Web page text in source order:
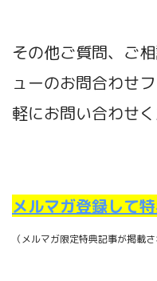
その他ご質問、ご
ューのお問合わせ
軽にお問い合わせ
メルマガ登録して
（メルマガ限定特典記事が掲載